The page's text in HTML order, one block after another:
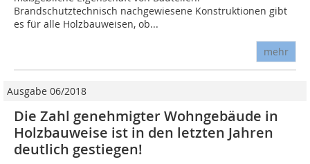
Brandschutztechnisch nachgewiesene Konstruktionen gibt
es für alle Holzbauweisen, ob...
mehr
Ausgabe 06/2018
Die Zahl genehmigter Wohngebäude in
Holzbauweise ist in den letzten Jahren
deutlich gestiegen!